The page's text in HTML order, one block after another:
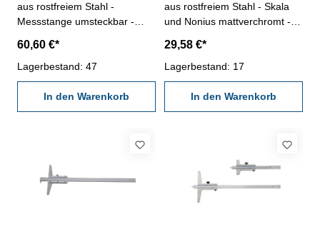
aus rostfreiem Stahl -
Messstange umsteckbar -
mattverchromt - Nonius 1/20 -
Genauigkeit nach DIN 862 -
Brückenlänge 100 mm - im
Behältnis/Kasten Messbereich
0 - 200 mm
60,60 €*
Lagerbestand: 47
In den Warenkorb
aus rostfreiem Stahl - Skala
und Nonius mattverchromt -
Nonius 1/20 - im
Behältnis/Kasten Messbereich
0 - 200 mm
29,58 €*
Lagerbestand: 17
In den Warenkorb